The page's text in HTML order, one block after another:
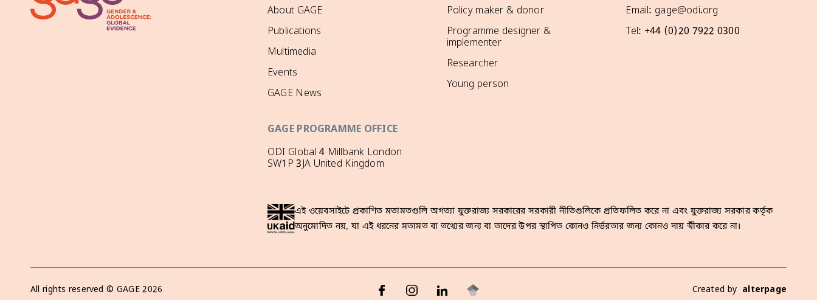
About GAGE
Publications
Multimedia
Events
GAGE News
Policy maker & donor
Programme designer &
implementer
Researcher
Young person
Email: gage@odi.org
Tel: +44 (0)20 7922 0300
GAGE PROGRAMME OFFICE
ODI Global 4 Millbank London
SW1P 3JA United Kingdom
এই ওয়েবসাইটে প্রকাশিত মতামতগুলি অগত্যা যুক্তরাজ্য সরকারের সরকারী নীতিগুলিকে প্রতিফলিত করে না এবং যুক্তরাজ্য সরকার কর্তৃক
অনুমোদিত নয়, যা এই ধরনের মতামত বা তথ্যের জন্য বা তাদের উপর স্থাপিত কোনও নির্ভরতার জন্য কোনও দায় স্বীকার করে না।
All rights reserved © GAGE2026 Created by alterpage